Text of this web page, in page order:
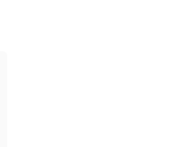
‘Balada’ projeta resultado
da Seleção